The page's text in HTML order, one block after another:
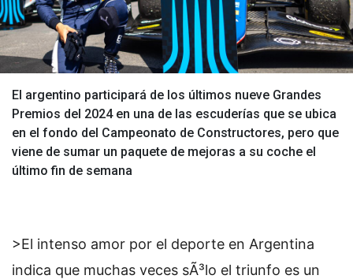
El argentino participará de los últimos nueve Grandes
Premios del 2024 en una de las escuderías que se ubica
en el fondo del Campeonato de Constructores, pero que
viene de sumar un paquete de mejoras a su coche el
último fin de semana
>El intenso amor por el deporte en Argentina
indica que muchas veces sÃ³lo el triunfo es un